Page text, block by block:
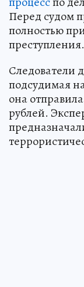
Перед судом
полностью
преступления.
Следователи
подсудимая
она
рублей.